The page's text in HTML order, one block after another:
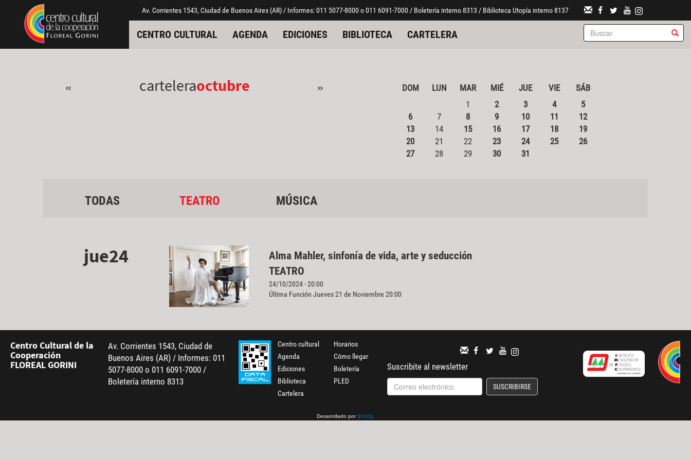
Pasar al contenido principal
Jump to main content Av. Corrientes 1543, Ciudad de Buenos Aires (AR) / Informes: 011 5077-8000 o 011 6091-7000 / Boletería interno 8313 / Biblioteca Utopía interno 8137
CENTRO CULTURAL AGENDA EDICIONES BIBLIOTECA CARTELERA
« carteleraoctubre » DOM LUN MAR MIÉ JUE VIE
SÁB
1
2 3 4
5
6
7 8 9 10 11
12
13
14 15 16 17 18
19
20
21 22 23 24 25
26
27
28 29 30 31
TODAS TEATRO MÚSICA
jue24
Alma Mahler, sinfonía de vida, arte y seducción
TEATRO
24/10/2024 - 20:00
Última Función Jueves 21 de Noviembre 20:00
Centro Cultural de la
Cooperación
FLOREAL GORINI
Av. Corrientes 1543, Ciudad de
Buenos Aires (AR) / Informes: 011
5077-8000 o 011 6091-7000 /
Boletería interno 8313
Centro cultural
Agenda
Ediciones
Biblioteca
Cartelera
Horarios
Cómo llegar
Boletería
PLED
Suscribite al newsletter
SUSCRIBIRSE
Desarrollado por gcoop